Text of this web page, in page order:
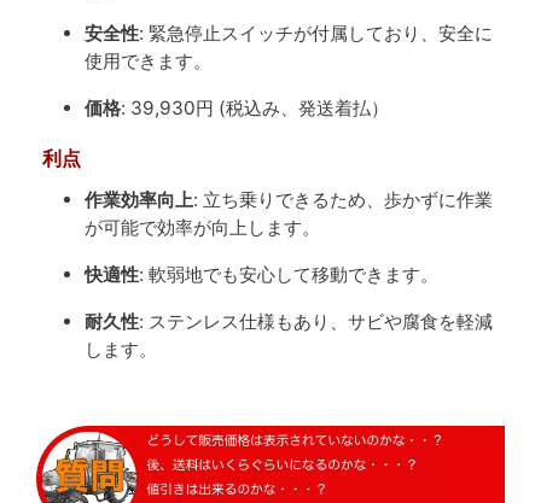
安全性: 緊急停止スイッチが付属しており、安全に
使用できます。
価格: 39,930円 (税込み、発送着払）
利点
作業効率向上: 立ち乗りできるため、歩かずに作業
が可能で効率が向上します。
快適性: 軟弱地でも安心して移動できます。
耐久性: ステンレス仕様もあり、サビや腐食を軽減
します。